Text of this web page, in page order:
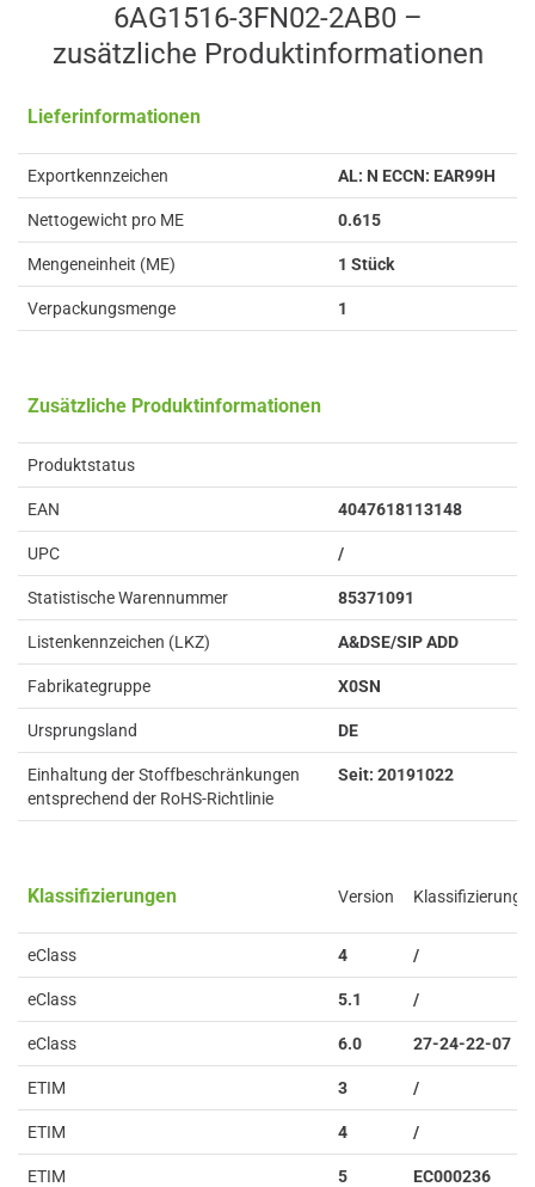
6AG1516-3FN02-2AB0 –
zusätzliche Produkt­informationen
Lieferinformationen
Exportkennzeichen AL: N ECCN: EAR99H
Nettogewicht pro ME 0.615
Mengeneinheit (ME) 1 Stück
Verpackungsmenge 1
Zusätzliche Produktinformationen
Produktstatus
EAN 4047618113148
UPC /
Statistische Warennummer 85371091
Listenkennzeichen (LKZ) A&DSE/SIP ADD
Fabrikategruppe X0SN
Ursprungsland DE
Einhaltung der Stoffbeschränkungen
entsprechend der RoHS-Richtlinie
Seit: 20191022
Klassifizierungen Version Klassifizierung
eClass 4 /
eClass 5.1 /
eClass 6.0 27-24-22-07
ETIM 3 /
ETIM 4 /
ETIM 5 EC000236